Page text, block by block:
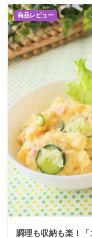
商品レビュー
調理も収納も楽！「